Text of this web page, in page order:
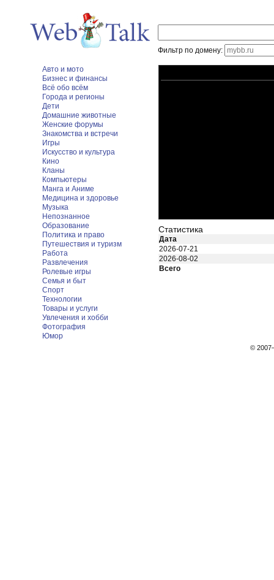
Фильтр по домену:
Авто и мото
Бизнес и финансы
Всё обо всём
Города и регионы
Дети
Домашние животные
Женские форумы
Знакомства и встречи
Игры
Искусство и культура
Кино
Кланы
Компьютеры
Манга и Аниме
Медицина и здоровье
Музыка
Непознанное
Образование
Политика и право
Путешествия и туризм
Работа
Развлечения
Ролевые игры
Семья и быт
Спорт
Технологии
Товары и услуги
Увлечения и хобби
Фотография
Юмор
Статистика
Дата
2026-07-21
2026-08-02
Всего
©